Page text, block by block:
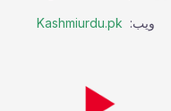
ویب: Kashmiurdu.pk